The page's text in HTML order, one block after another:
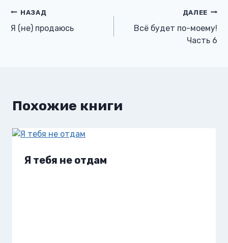
Навигация
по
НАЗАД
Я (не) продаюсь
ДАЛЕЕ
Всё будет по-моему!
Часть 6
Похожие книги
Я тебя не отдам